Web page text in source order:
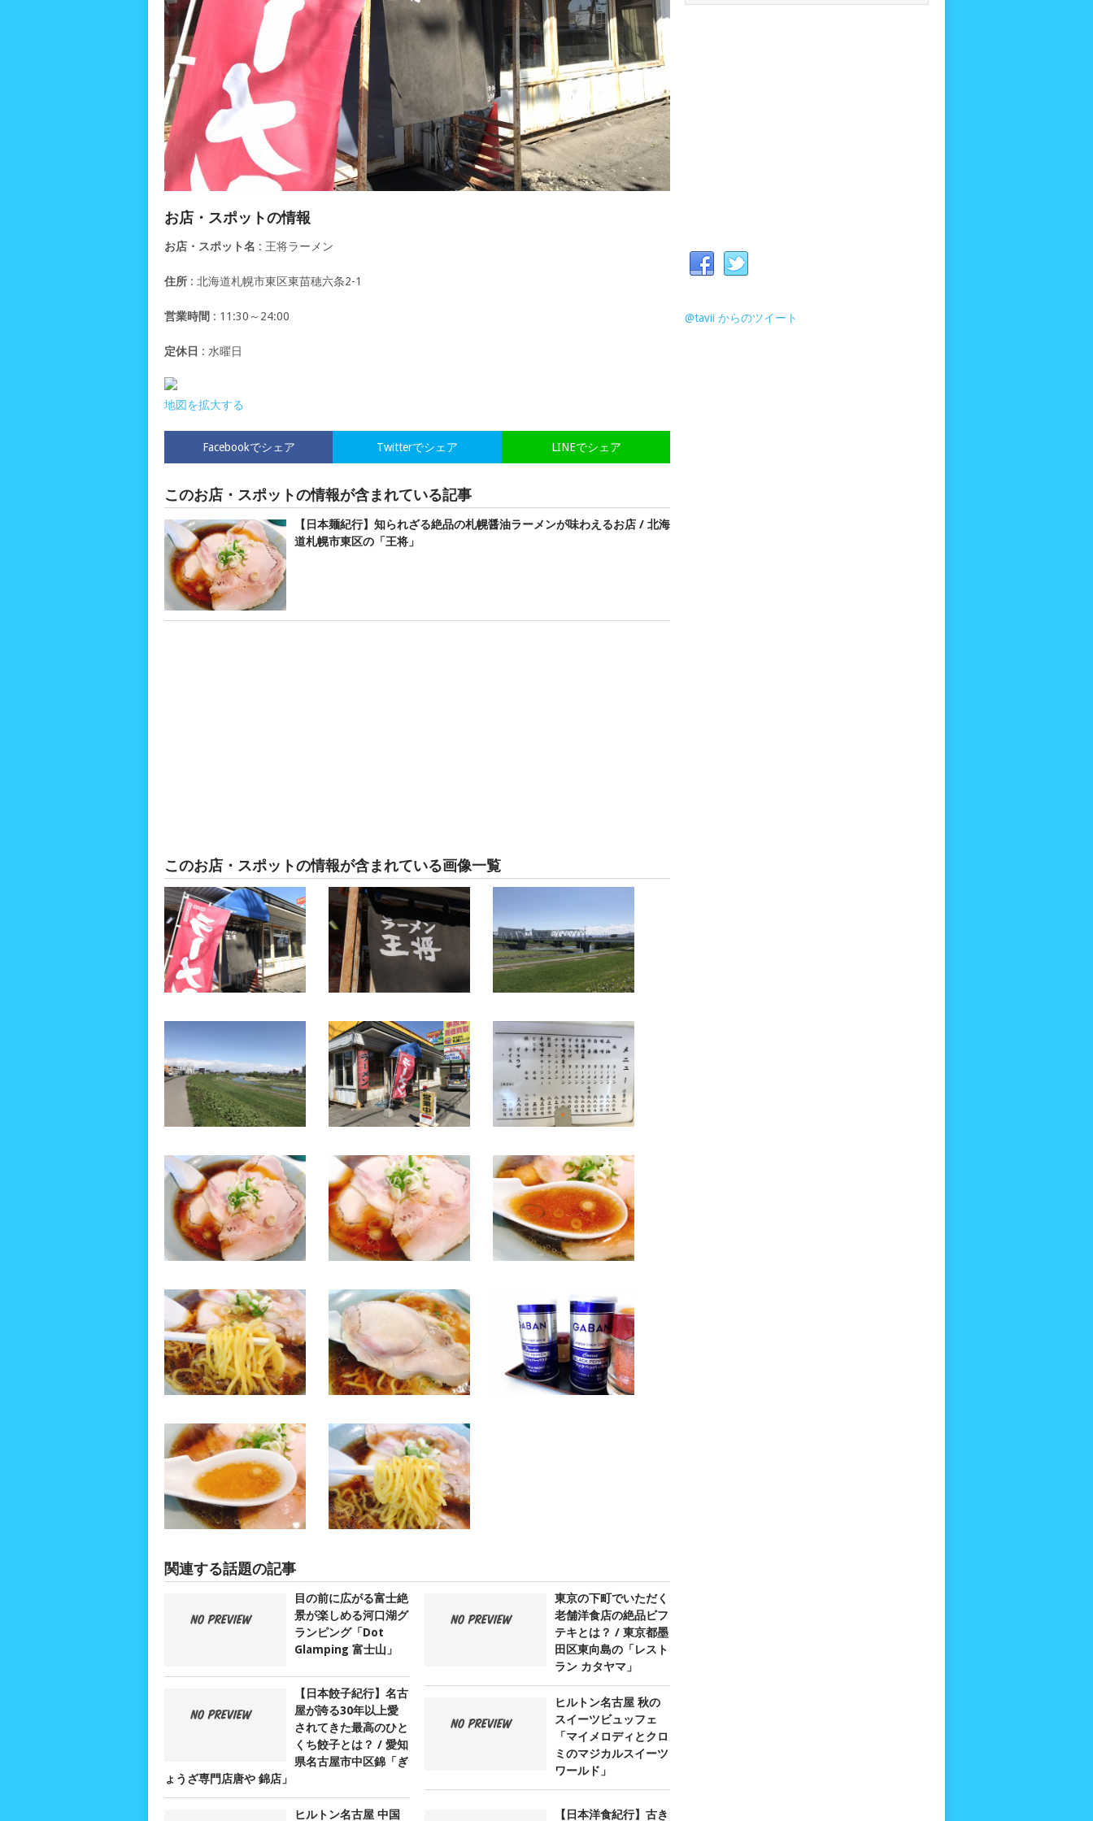
お店・スポットの情報
お店・スポット名 : 王将ラーメン
住所 : 北海道札幌市東区東苗穂六条2-1
営業時間 : 11:30～24:00
定休日 : 水曜日
地図を拡大する
Facebookでシェア LINEでシェア
Twitterでシェア
このお店・スポットの情報が含まれている記事
【日本麺紀行】知られざる絶品の札幌醤油ラーメンが味わえるお店 / 北海
道札幌市東区の「王将」
このお店・スポットの情報が含まれている画像一覧
関連する話題の記事
目の前に広がる富士絶
景が楽しめる河口湖グ
ランピング「Dot
Glamping 富士山」
東京の下町でいただく
老舗洋食店の絶品ビフ
テキとは？ / 東京都墨
田区東向島の「レスト
ラン カタヤマ」
【日本餃子紀行】名古
屋が誇る30年以上愛
されてきた最高のひと
くち餃子とは？ / 愛知
県名古屋市中区錦「ぎ
ょうざ専門店唐や 錦店」
ヒルトン名古屋 秋の
スイーツビュッフェ
「マイメロディとクロ
ミのマジカルスイーツ
ワールド」
ヒルトン名古屋 中国 【日本洋食紀行】古き
@tavii からのツイート